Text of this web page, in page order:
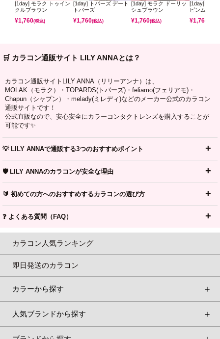
[1day] モラク トゥイン
クルブラウン
¥1,760(税込)
[1day] トパーズ デート
トパーズ
¥1,760(税込)
[1day] モラク ドーリッ
シュブラウン
¥1,760(税込)
[1day] ミレ
ピンムーン
¥1,760
🛒 カラコン通販サイト LILY ANNAとは？
カラコン通販サイトLILY ANNA（リリーアンナ）は、
MOLAK（モラク）・TOPARDS(トパーズ)・feliamo(フェリアモ)・
Chapun（シャプン）・melady(ミレディ)などのメーカー公式のカラコン
通販サイトです！
公式直販なので、安心安全にカラーコンタクトレンズを購入することが
可能です✨
💡 LILY ANNAで通販する3つのおすすめポイント
🛡️ LILY ANNAのカラコンが安全な理由
🔰 初めての方へのおすすめするカラコンの選び方
❓ よくある質問（FAQ）
カラコン人気ランキング
即日発送のカラコン
カラーから探す
人気ブランドから探す